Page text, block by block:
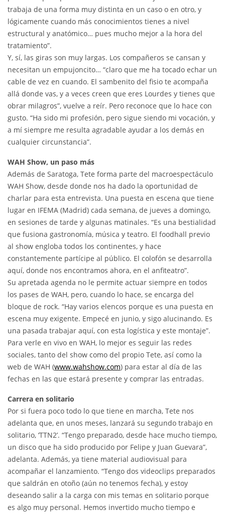
trabaja de una forma muy distinta en un caso o en otro, y
lógicamente cuando más conocimientos tienes a nivel
estructural y anatómico… pues mucho mejor a la hora del
tratamiento”.
Y, sí, las giras son muy largas. Los compañeros se cansan y
necesitan un empujoncito… “claro que me ha tocado echar un
cable de vez en cuando. El sambenito del fisio te acompaña
allá donde vas, y a veces creen que eres Lourdes y tienes que
obrar milagros”, vuelve a reír. Pero reconoce que lo hace con
gusto. “Ha sido mi profesión, pero sigue siendo mi vocación, y
a mí siempre me resulta agradable ayudar a los demás en
cualquier circunstancia”.
WAH Show, un paso más
Además de Saratoga, Tete forma parte del macroespectáculo
WAH Show, desde donde nos ha dado la oportunidad de
charlar para esta entrevista. Una puesta en escena que tiene
lugar en IFEMA (Madrid) cada semana, de jueves a domingo,
en sesiones de tarde y algunas matinales. “Es una bestialidad
que fusiona gastronomía, música y teatro. El foodhall previo
al show engloba todos los continentes, y hace
constantemente partícipe al público. El colofón se desarrolla
aquí, donde nos encontramos ahora, en el anfiteatro”.
Su apretada agenda no le permite actuar siempre en todos
los pases de WAH, pero, cuando lo hace, se encarga del
bloque de rock. “Hay varios elencos porque es una puesta en
escena muy exigente. Empecé en junio, y sigo alucinando. Es
una pasada trabajar aquí, con esta logística y este montaje”.
Para verle en vivo en WAH, lo mejor es seguir las redes
sociales, tanto del show como del propio Tete, así como la
web de WAH (www.wahshow.com) para estar al día de las
fechas en las que estará presente y comprar las entradas.
Carrera en solitario
Por si fuera poco todo lo que tiene en marcha, Tete nos
adelanta que, en unos meses, lanzará su segundo trabajo en
solitario, ‘TTN2’. “Tengo preparado, desde hace mucho tiempo,
un disco que ha sido producido por Felipe y Juan Guevara”,
adelanta. Además, ya tiene material audiovisual para
acompañar el lanzamiento. “Tengo dos videoclips preparados
que saldrán en otoño (aún no tenemos fecha), y estoy
deseando salir a la carga con mis temas en solitario porque
es algo muy personal. Hemos invertido mucho tiempo e